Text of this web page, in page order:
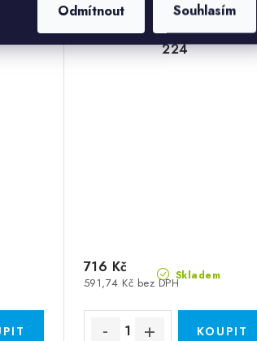
Odmítnout Souhlasím
Výfukový kus 45° - Průměr:
224
Skladem
591,74 Kč bez DPH
716 Kč